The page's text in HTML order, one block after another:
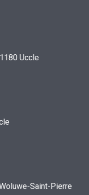
Uccle
Saint-Pierre